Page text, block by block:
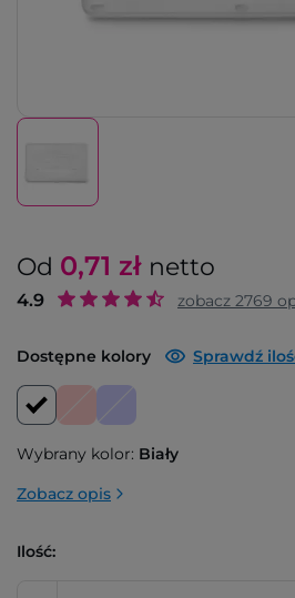
Od 0,71 zł netto
4.9 zobacz 2769
Dostępne kolory Sprawdź
Wybrany kolor: Biały
Zobacz opis
Ilość: